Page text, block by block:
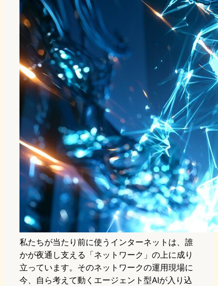
私たちが当たり前に使うインターネットは、誰
かが夜通し支える「ネットワーク」の上に成り
立っています。そのネットワークの運用現場に
今、自ら考えて動くエージェント型AIが入り込